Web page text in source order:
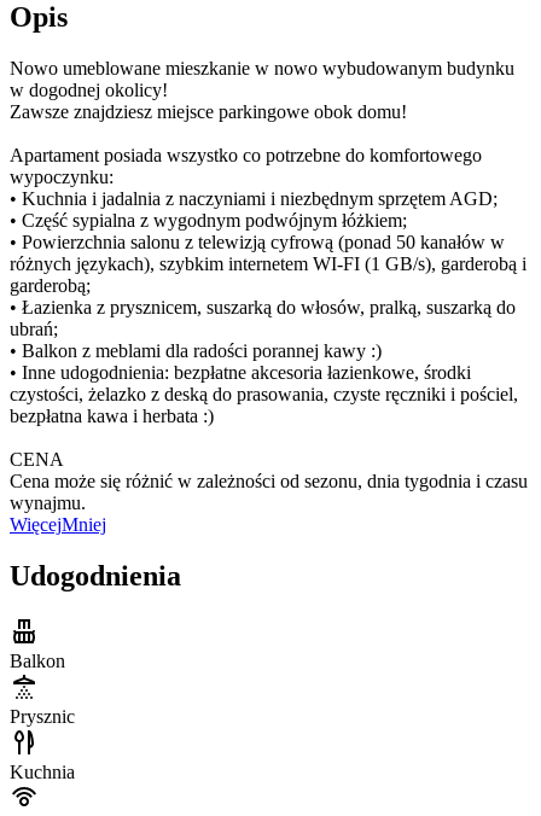
Opis
Nowo umeblowane mieszkanie w nowo wybudowanym budynku
w dogodnej okolicy!
Zawsze znajdziesz miejsce parkingowe obok domu!
Apartament posiada wszystko co potrzebne do komfortowego
wypoczynku:
• Kuchnia i jadalnia z naczyniami i niezbędnym sprzętem AGD;
• Część sypialna z wygodnym podwójnym łóżkiem;
• Powierzchnia salonu z telewizją cyfrową (ponad 50 kanałów w
różnych językach), szybkim internetem WI-FI (1 GB/s), garderobą i
garderobą;
• Łazienka z prysznicem, suszarką do włosów, pralką, suszarką do
ubrań;
• Balkon z meblami dla radości porannej kawy :)
• Inne udogodnienia: bezpłatne akcesoria łazienkowe, środki
czystości, żelazko z deską do prasowania, czyste ręczniki i pościel,
bezpłatna kawa i herbata :)
CENA
Cena może się różnić w zależności od sezonu, dnia tygodnia i czasu
wynajmu.
WięcejMniej
Udogodnienia
Balkon
Prysznic
Kuchnia